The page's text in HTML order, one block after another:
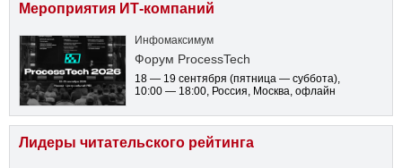
Мероприятия ИТ-компаний
Инфомаксимум
Форум ProcessTech
18 — 19 сентября (пятница — суббота),
10:00 — 18:00, Россия, Москва, офлайн
Лидеры читательского рейтинга